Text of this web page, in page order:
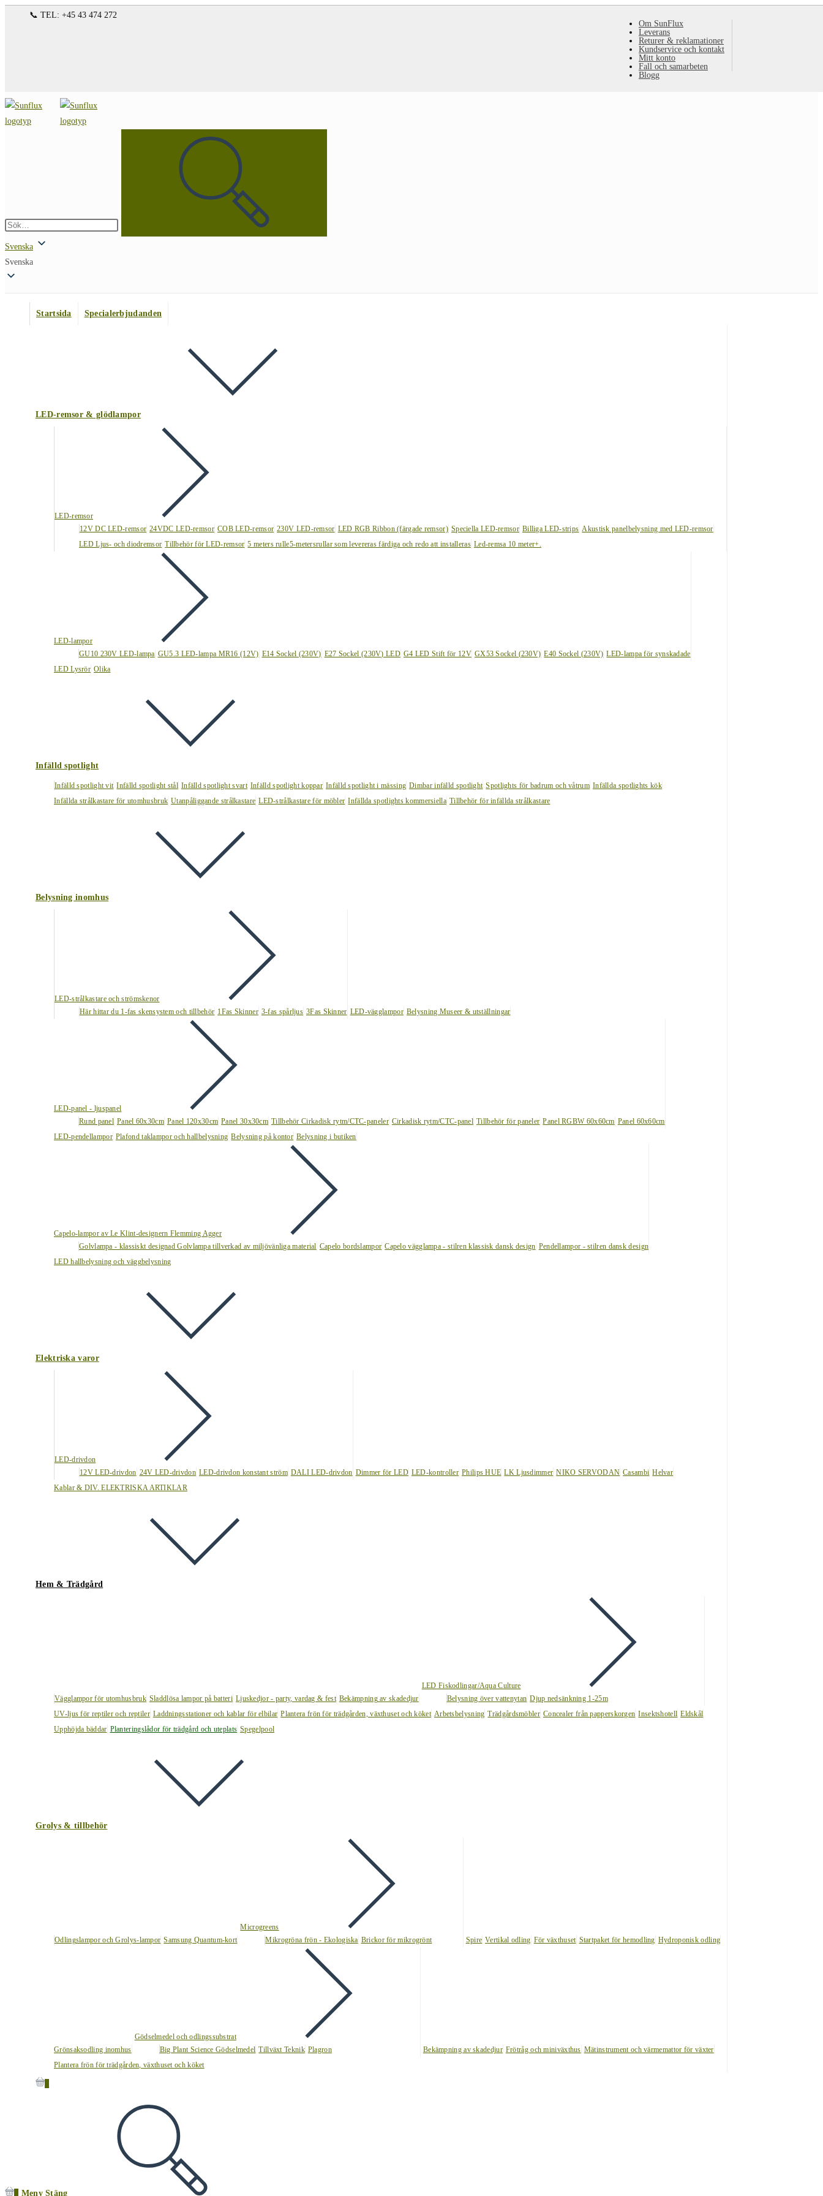
Om SunFlux
Leverans
Returer & reklamationer
Kundservice och kontakt
Mitt konto
Fall och samarbeten
Blogg
📞 TEL: +45 43 474 272
Svenska
Svenska
Startsida Specialerbjudanden
LED-remsor & glödlampor
LED-remsor
12V DC LED-remsor 24VDC LED-remsor COB LED-remsor 230V LED-remsor LED RGB Ribbon (färgade remsor) Speciella LED-remsor Billiga LED-strips Akustisk panelbelysning med LED-remsor
LED Ljus- och diodremsor Tillbehör för LED-remsor 5 meters rulle5-metersrullar som levereras färdiga och redo att installeras Led-remsa 10 meter+.
LED-lampor
GU10 230V LED-lampa GU5.3 LED-lampa MR16 (12V) E14 Sockel (230V) E27 Sockel (230V) LED G4 LED Stift för 12V GX53 Sockel (230V) E40 Sockel (230V) LED-lampa för synskadade
LED Lysrör Olika
Infälld spotlight
Infälld spotlight vit Infälld spotlight stål Infälld spotlight svart Infälld spotlight koppar Infälld spotlight i mässing Dimbar infälld spotlight Spotlights för badrum och våtrum Infällda spotlights kök
Infällda strålkastare för utomhusbruk Utanpåliggande strålkastare LED-strålkastare för möbler Infällda spotlights kommersiella Tillbehör för infällda strålkastare
Belysning inomhus
LED-strålkastare och strömskenor
Här hittar du 1-fas skensystem och tillbehör 1Fas Skinner 3-fas spårljus 3Fas Skinner LED-vägglampor Belysning Museer & utställningar
LED-panel - ljuspanel
Rund panel Panel 60x30cm Panel 120x30cm Panel 30x30cm Tillbehör Cirkadisk rytm/CTC-paneler Cirkadisk rytm/CTC-panel Tillbehör för paneler Panel RGBW 60x60cm Panel 60x60cm
LED-pendellampor Plafond taklampor och hallbelysning Belysning på kontor Belysning i butiken
Capelo-lampor av Le Klint-designern Flemming Agger
Golvlampa - klassiskt designad Golvlampa tillverkad av miljövänliga material Capelo bordslampor Capelo vägglampa - stilren klassisk dansk design Pendellampor - stilren dansk design
LED hallbelysning och väggbelysning
Elektriska varor
LED-drivdon
12V LED-drivdon 24V LED-drivdon LED-drivdon konstant ström DALI LED-drivdon Dimmer för LED LED-kontroller Philips HUE LK Ljusdimmer NIKO SERVODAN Casambi Helvar
Kablar & DIV. ELEKTRISKA ARTIKLAR
Hem & Trädgård
Vägglampor för utomhusbruk Sladdlösa lampor på batteri Ljuskedjor - party, vardag & fest Bekämpning av skadedjur
LED Fiskodlingar/Aqua Culture
Belysning över vattenytan Djup nedsänkning 1-25m
UV-ljus för reptiler och reptiler Laddningsstationer och kablar för elbilar Plantera frön för trädgården, växthuset och köket Arbetsbelysning Trädgårdsmöbler Concealer från papperskorgen Insektshotell Eldskål
Upphöjda bäddar Planteringslådor för trädgård och uteplats Spegelpool
Grolys & tillbehör
Odlingslampor och Grolys-lampor Samsung Quantum-kort
Microgreens
Mikrogröna frön - Ekologiska Brickor för mikrogrönt Spire Vertikal odling För växthuset Startpaket för hemodling Hydroponisk odling
Grönsaksodling inomhus
Gödselmedel och odlingssubstrat
Big Plant Science Gödselmedel Tillväxt Teknik Plagron Bekämpning av skadedjur Frötråg och miniväxthus Mätinstrument och värmemattor för växter
Plantera frön för trädgården, växthuset och köket
Meny Stäng